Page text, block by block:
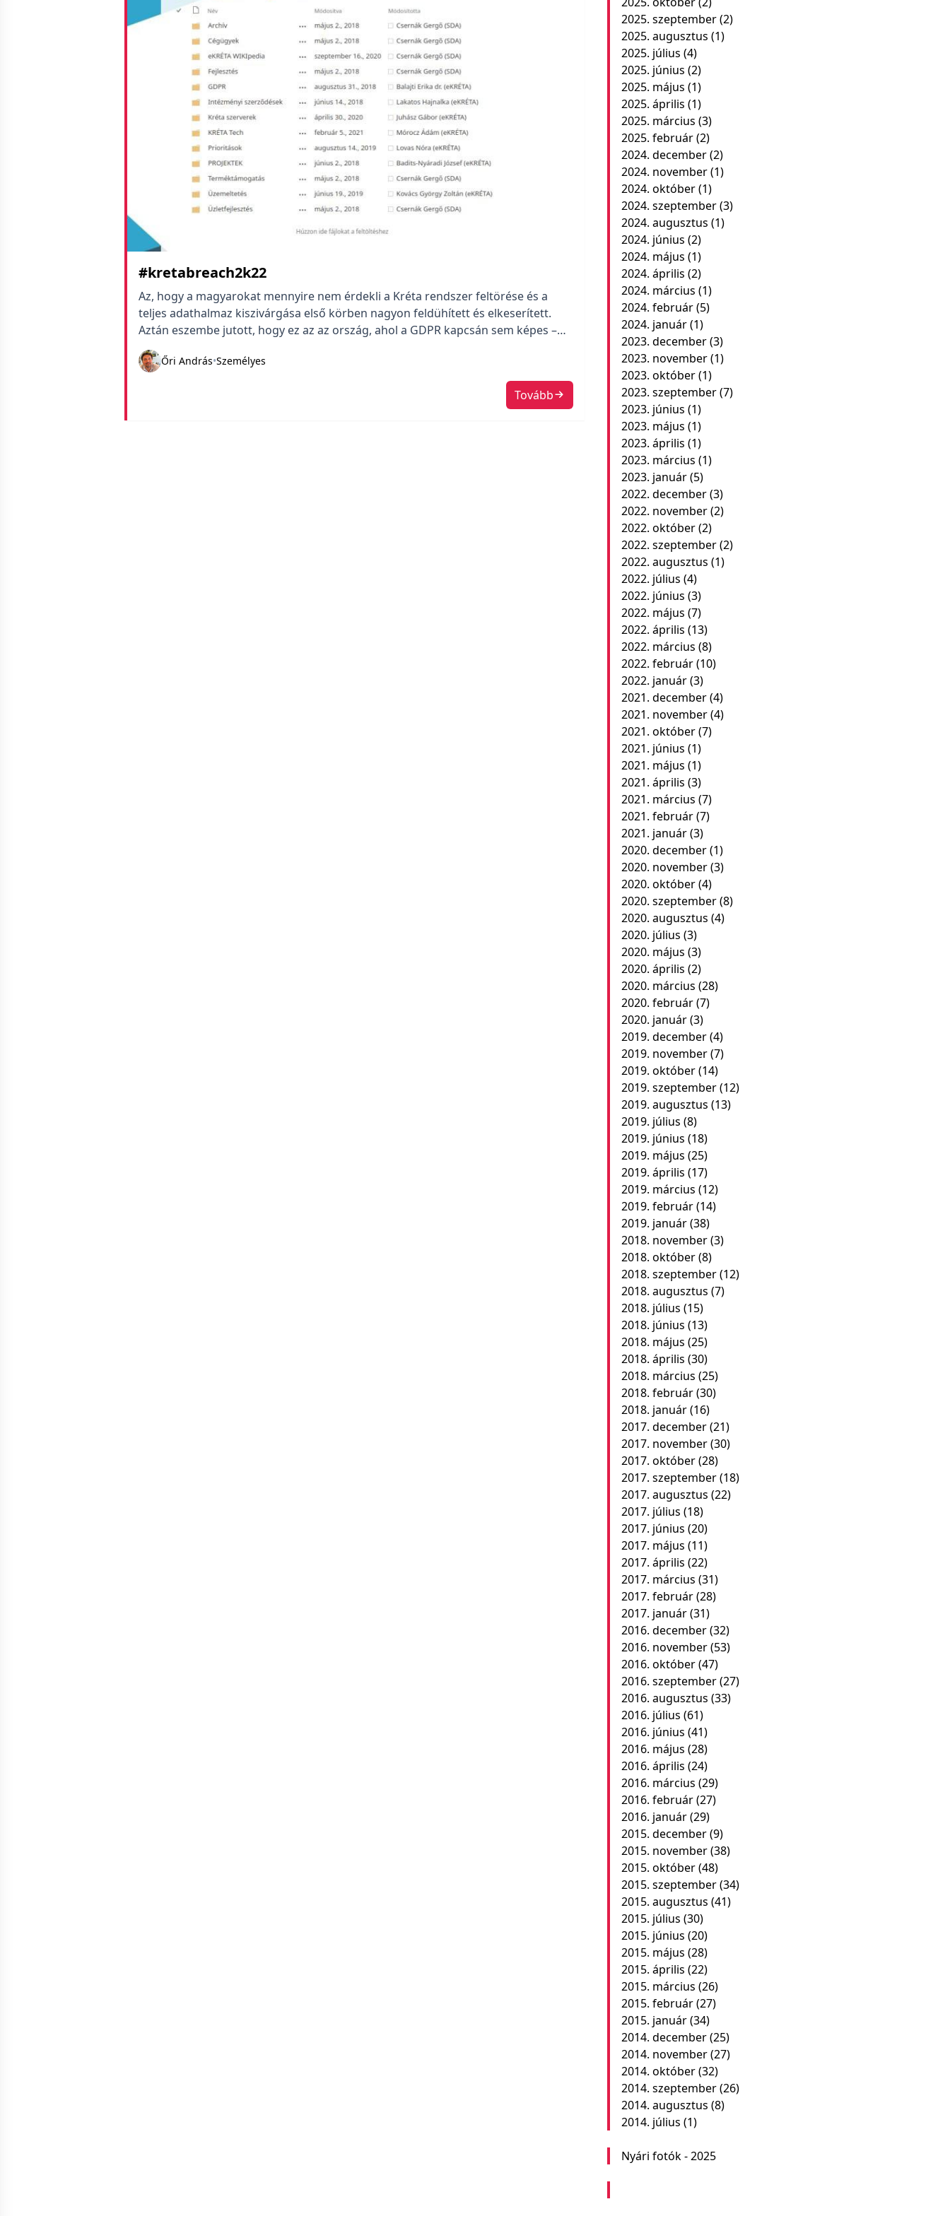
#kretabreach2k22
Az, hogy a magyarokat mennyire nem érdekli a Kréta rendszer feltörése és a
teljes adathalmaz kiszivárgása első körben nagyon feldühített és elkeserített.
Aztán eszembe jutott, hogy ez az az ország, ahol a GDPR kapcsán sem képes –
tisztelet a kivételnek – felfogni senki, hogy mennyire fontos és a közjót szolgáló
törvény is ez. Hogy mekkora […]
Őri András•Személyes
Tovább
2025. szeptember(2)
2025. augusztus (1)
2025. július (4)
2025. június (2)
2025. május (1)
2025. április (1)
2025. március (3)
2025. február(2)
2024. december(2)
2024. november(1)
2024. október(1)
2024. szeptember(3)
2024. augusztus (1)
2024. június (2)
2024. május (1)
2024. április (2)
2024. március (1)
2024. február(5)
2024. január(1)
2023. december(3)
2023. november(1)
2023. október(1)
2023. szeptember(7)
2023. június (1)
2023. május (1)
2023. április (1)
2023. március (1)
2023. január(5)
2022. december(3)
2022. november(2)
2022. október(2)
2022. szeptember(2)
2022. augusztus (1)
2022. július (4)
2022. június (3)
2022. május (7)
2022. április (13)
2022. március (8)
2022. február(10)
2022. január(3)
2021. december(4)
2021. november(4)
2021. október(7)
2021. június (1)
2021. május (1)
2021. április (3)
2021. március (7)
2021. február(7)
2021. január(3)
2020. december(1)
2020. november(3)
2020. október(4)
2020. szeptember(8)
2020. augusztus (4)
2020. július (3)
2020. május (3)
2020. április (2)
2020. március (28)
2020. február(7)
2020. január(3)
2019. december(4)
2019. november(7)
2019. október(14)
2019. szeptember(12)
2019. augusztus (13)
2019. július (8)
2019. június (18)
2019. május (25)
2019. április (17)
2019. március (12)
2019. február(14)
2019. január(38)
2018. november(3)
2018. október(8)
2018. szeptember(12)
2018. augusztus (7)
2018. július (15)
2018. június (13)
2018. május (25)
2018. április (30)
2018. március (25)
2018. február(30)
2018. január(16)
2017. december(21)
2017. november(30)
2017. október(28)
2017. szeptember(18)
2017. augusztus (22)
2017. július (18)
2017. június (20)
2017. május (11)
2017. április (22)
2017. március (31)
2017. február(28)
2017. január(31)
2016. december(32)
2016. november(53)
2016. október(47)
2016. szeptember(27)
2016. augusztus (33)
2016. július (61)
2016. június (41)
2016. május (28)
2016. április (24)
2016. március (29)
2016. február(27)
2016. január(29)
2015. december(9)
2015. november(38)
2015. október(48)
2015. szeptember(34)
2015. augusztus (41)
2015. július (30)
2015. június (20)
2015. május (28)
2015. április (22)
2015. március (26)
2015. február(27)
2015. január(34)
2014. december(25)
2014. november(27)
2014. október(32)
2014. szeptember(26)
2014. augusztus (8)
2014. július (1)
Nyári fotók - 2025